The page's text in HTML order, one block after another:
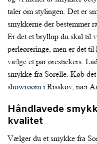
taler om stylingen. Det er
smykkerne der bestemmer
Er det et bryllup du skal til
perleøreringe, men er det
vælge et par ørestickers.
smykke fra Sorelle. Køb
showroom i Risskov, nær
Håndlavede
kvalitet
Vælger du et smykke fra